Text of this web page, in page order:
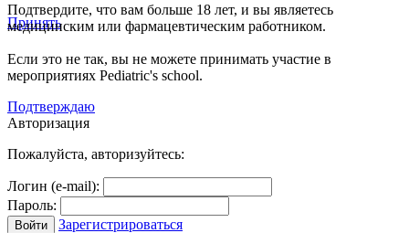
Принять
Подтвердите, что вам больше 18 лет, и вы являетесь
медицинским или фармацевтическим работником.
Если это не так, вы не можете принимать участие в
мероприятиях Pediatric's school.
Подтверждаю
Авторизация
Пожалуйста, авторизуйтесь:
Логин (e-mail):
Пароль:
Зарегистрироваться